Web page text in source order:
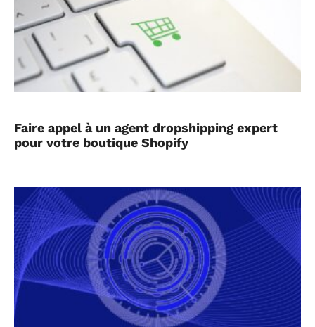
Faire appel à un agent dropshipping expert
pour votre boutique Shopify